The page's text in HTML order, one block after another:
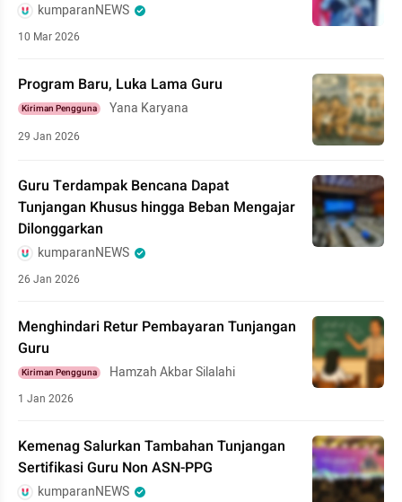
kumparanNEWS
10 Mar 2026
Program Baru, Luka Lama Guru
Kiriman Pengguna Yana Karyana
29 Jan 2026
Guru Terdampak Bencana Dapat
Tunjangan Khusus hingga Beban Mengajar
Dilonggarkan
kumparanNEWS
26 Jan 2026
Menghindari Retur Pembayaran Tunjangan
Guru
Kiriman Pengguna Hamzah Akbar Silalahi
1 Jan 2026
Kemenag Salurkan Tambahan Tunjangan
Sertifikasi Guru Non ASN-PPG
kumparanNEWS